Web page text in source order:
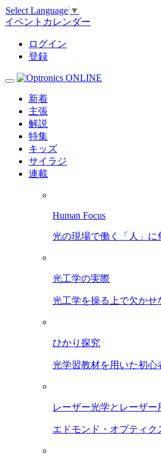
Select Language ▼
イベントカレンダー
ログイン
登録
新着
主張
解説
特集
キッズ
サイラジ
連載
Human Focus
光の現場で働く「人」
光工学の実際
光工学を操る上で欠かせ
ひかり探究
光学習教材を用いた初心
レーザー光学とレーザー
エドモンド・オプティク